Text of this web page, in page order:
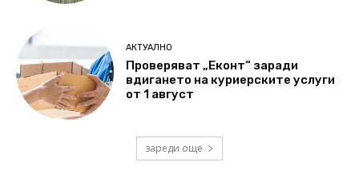
АКТУАЛНО
Проверяват „Еконт“ заради
вдигането на куриерските услуги
от 1 август
зареди още